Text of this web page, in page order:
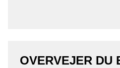
OVERVEJER DU